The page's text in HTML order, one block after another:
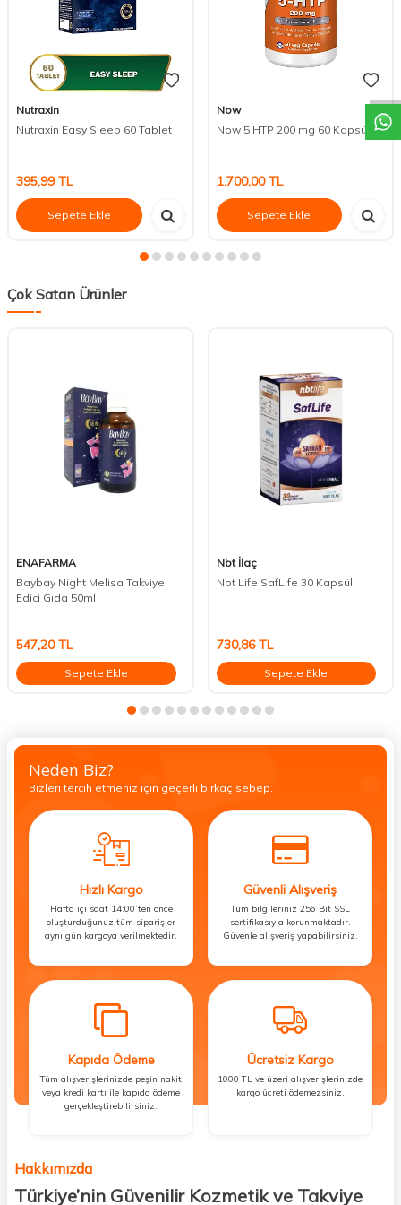
DESTEK
Nutraxin
Nutraxin Easy Sleep 60 Tablet
395,99TL
Sepete Ekle
Now
Now 5 HTP 200 mg 60 Kapsül
1.700,00TL
Sepete Ekle
Çok Satan Ürünler
ENAFARMA
Baybay Night Melisa Takviye
Edici Gıda 50ml
547,20TL
Sepete Ekle
Nbt İlaç
Nbt Life SafLife 30 Kapsül
730,86TL
Sepete Ekle
Neden Biz?
Bizleri tercih etmeniz için geçerli birkaç sebep.
Hızlı Kargo
Hafta içi saat 14:00’ten önce
oluşturduğunuz tüm siparişler
aynı gün kargoya verilmektedir.
Güvenli Alışveriş
Tüm bilgileriniz 256 Bit SSL
sertifikasıyla korunmaktadır.
Güvenle alışveriş yapabilirsiniz.
Kapıda Ödeme
Tüm alışverişlerinizde peşin nakit
veya kredi kartı ile kapıda ödeme
gerçekleştirebilirsiniz.
Ücretsiz Kargo
1000 TL ve üzeri alışverişlerinizde
kargo ücreti ödemezsiniz.
Hakkımızda
Türkiye’nin Güvenilir Kozmetik ve Takviye